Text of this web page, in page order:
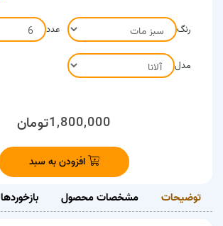
رنگ عدد
مدل
1,800,000تومان
افزودن به سبد
توضیحات مشخصات محصول بازخوردها